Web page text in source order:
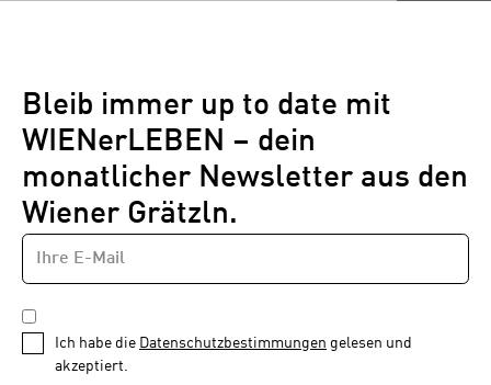
Bleib immer up to date mit
WIENerLEBEN – dein
monatlicher Newsletter aus den
Wiener Grätzln.
Newsletter
1
von
E-
MAIL-
ADRESSE
DATENSCHUTZBESTIMMUNGEN
*
Ich habe die Datenschutzbestimmungen gelesen und
akzeptiert.